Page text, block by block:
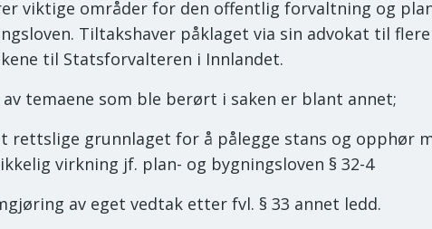
viktige områder for den offentlig forvaltning og
Tiltakshaver påklaget via sin advokat til flere
til Statsforvalteren i Innlandet.
av temaene som ble berørt i saken er blant annet;
rettslige grunnlaget for å pålegge stans og opphør
virkning jf. plan- og bygningsloven § 32-4
av eget vedtak etter fvl. § 33 annet ledd.